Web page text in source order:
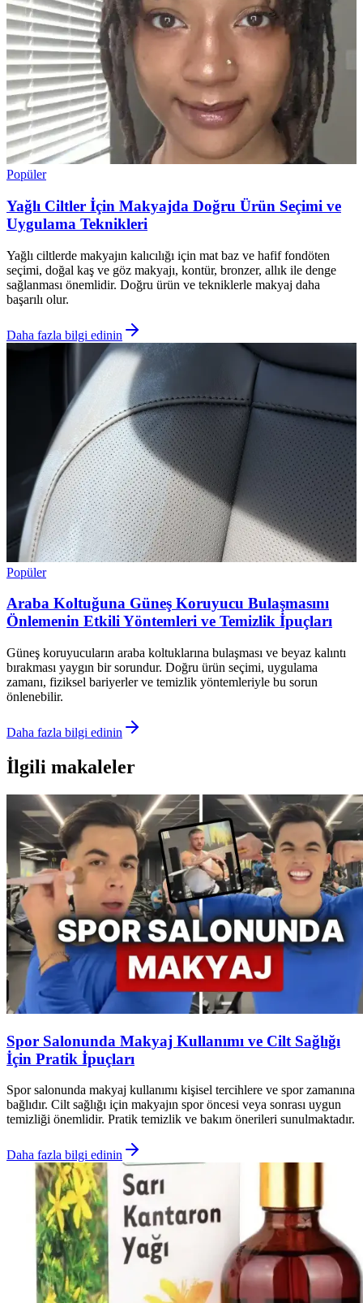
Popüler
Yağlı Ciltler İçin Makyajda Doğru Ürün Seçimi ve
Uygulama Teknikleri
Yağlı ciltlerde makyajın kalıcılığı için mat baz ve hafif fondöten
seçimi, doğal kaş ve göz makyajı, kontür, bronzer, allık ile denge
sağlanması önemlidir. Doğru ürün ve tekniklerle makyaj daha
başarılı olur.
Daha fazla bilgi edinin
Popüler
Araba Koltuğuna Güneş Koruyucu Bulaşmasını
Önlemenin Etkili Yöntemleri ve Temizlik İpuçları
Güneş koruyucuların araba koltuklarına bulaşması ve beyaz kalıntı
bırakması yaygın bir sorundur. Doğru ürün seçimi, uygulama
zamanı, fiziksel bariyerler ve temizlik yöntemleriyle bu sorun
önlenebilir.
Daha fazla bilgi edinin
İlgili makaleler
Spor Salonunda Makyaj Kullanımı ve Cilt Sağlığı
İçin Pratik İpuçları
Spor salonunda makyaj kullanımı kişisel tercihlere ve spor zamanına
bağlıdır. Cilt sağlığı için makyajın spor öncesi veya sonrası uygun
temizliği önemlidir. Pratik temizlik ve bakım önerileri sunulmaktadır.
Daha fazla bilgi edinin